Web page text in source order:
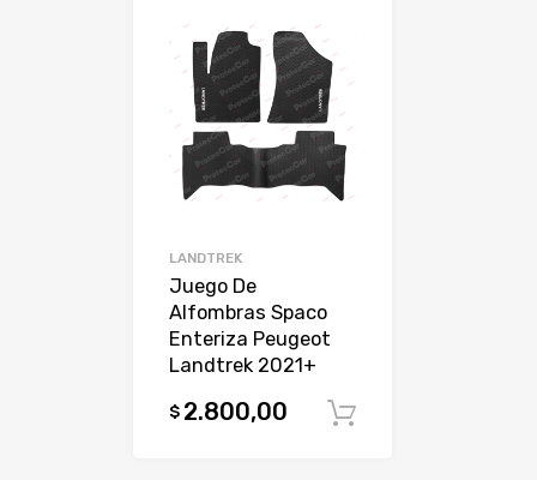
LANDTREK
Juego De
Alfombras Spaco
Enteriza Peugeot
Landtrek 2021+
$ 2.800,00